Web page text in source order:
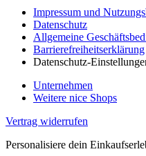
Impressum und
Datenschutz
Allgemeine
Barrierefreiheitserklärung
Datenschutz-
Unternehmen
Weitere nice Shops
Vertrag widerrufen
Personalisiere dein